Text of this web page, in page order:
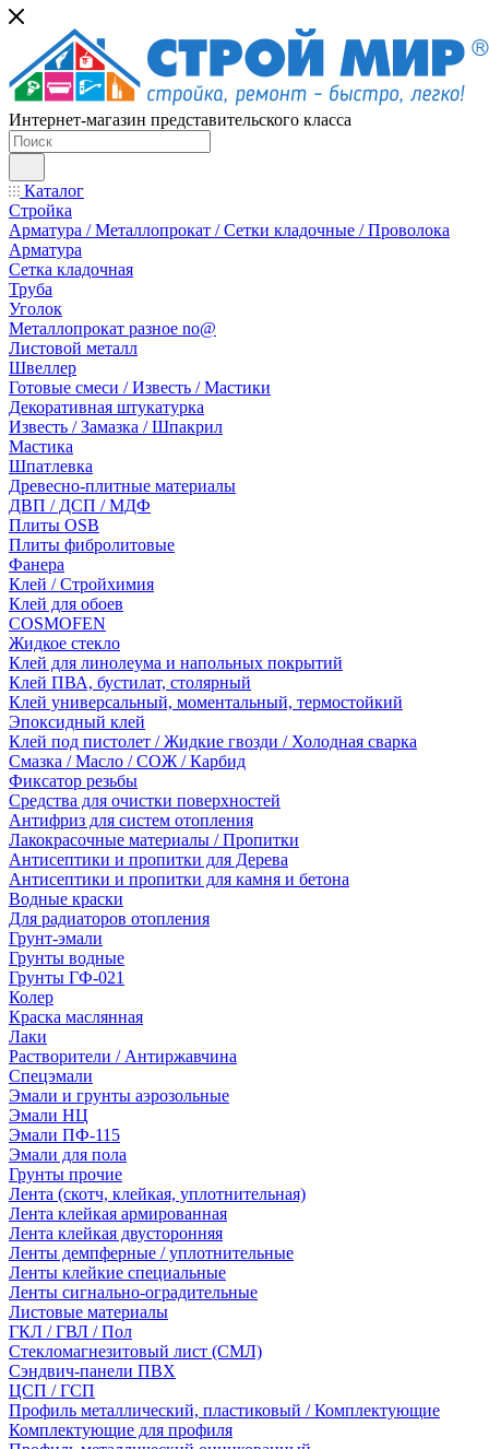
Интернет-магазин представительского класса
Каталог
Стройка
Арматура / Металлопрокат / Сетки кладочные / Проволока
Арматура
Сетка кладочная
Труба
Уголок
Металлопрокат разное no@
Листовой металл
Швеллер
Готовые смеси / Известь / Мастики
Декоративная штукатурка
Известь / Замазка / Шпакрил
Мастика
Шпатлевка
Древесно-плитные материалы
ДВП / ДСП / МДФ
Плиты OSB
Плиты фибролитовые
Фанера
Клей / Стройхимия
Клей для обоев
COSMOFEN
Жидкое стекло
Клей для линолеума и напольных покрытий
Клей ПВА, бустилат, столярный
Клей универсальный, моментальный, термостойкий
Эпоксидный клей
Клей под пистолет / Жидкие гвозди / Холодная сварка
Смазка / Масло / СОЖ / Карбид
Фиксатор резьбы
Средства для очистки поверхностей
Антифриз для систем отопления
Лакокрасочные материалы / Пропитки
Антисептики и пропитки для Дерева
Антисептики и пропитки для камня и бетона
Водные краски
Для радиаторов отопления
Грунт-эмали
Грунты водные
Грунты ГФ-021
Колер
Краска маслянная
Лаки
Растворители / Антиржавчина
Спецэмали
Эмали и грунты аэрозольные
Эмали НЦ
Эмали ПФ-115
Эмали для пола
Грунты прочие
Лента (скотч, клейкая, уплотнительная)
Лента клейкая армированная
Лента клейкая двусторонняя
Ленты демпферные / уплотнительные
Ленты клейкие специальные
Ленты сигнально-оградительные
Листовые материалы
ГКЛ / ГВЛ / Пол
Стекломагнезитовый лист (СМЛ)
Сэндвич-панели ПВХ
ЦСП / ГСП
Профиль металлический, пластиковый / Комплектующие
Комплектующие для профиля